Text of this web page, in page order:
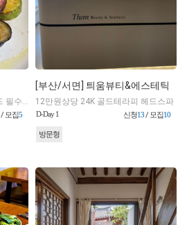
5만원 식사권 제공 / 가지샐러드 필수 주문
/ 모집5
[부산/서면] 틔움뷰티&에스테틱
12만원상당 24K 골드테라피 헤드스파
D-Day 1 신청13/ 모집10
방문형